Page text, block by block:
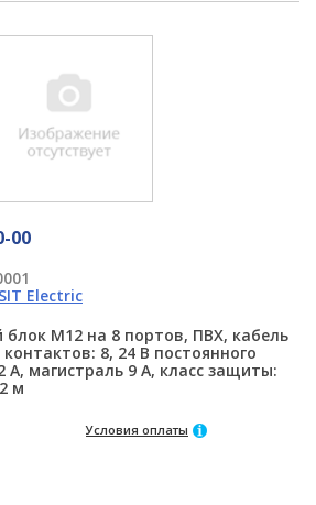
00
Electric
M12 на 8 портов, ПВХ, кабель
8, 24 В постоянного
А, магистраль 9 А, класс защиты:
м
Условия оплаты